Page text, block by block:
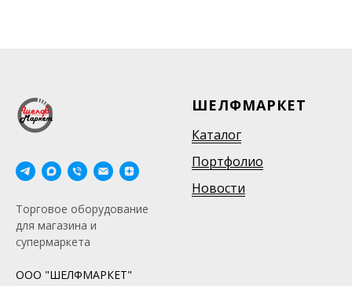
Торговое оборудование
для магазина и
супермаркета
ООО "ШЕЛФМАРКЕТ"
ШЕЛФМАРКЕТ
Каталог
Портфолио
Новости